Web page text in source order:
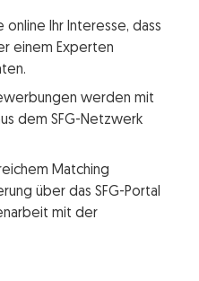
online Ihr Interesse, dass
einem Experten
werden mit
dem SFG-Netzwerk
Matching
über das SFG-Portal
mit der